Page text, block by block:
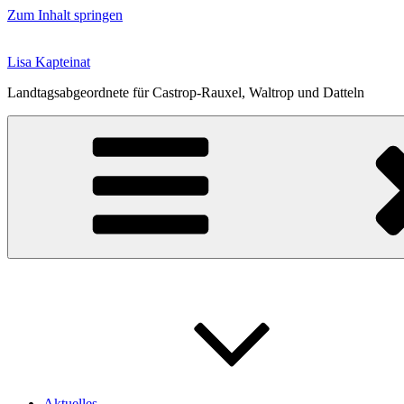
Zum Inhalt springen
Lisa Kapteinat
Landtagsabgeordnete für Castrop-Rauxel, Waltrop und Datteln